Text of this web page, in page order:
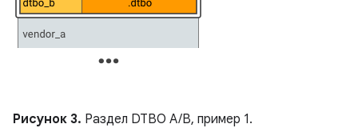
Рисунок 3. Раздел DTBO A/B, пример 1.